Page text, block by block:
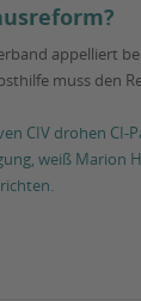
appelliert
muss den
CIV drohen CI-
weiß Marion